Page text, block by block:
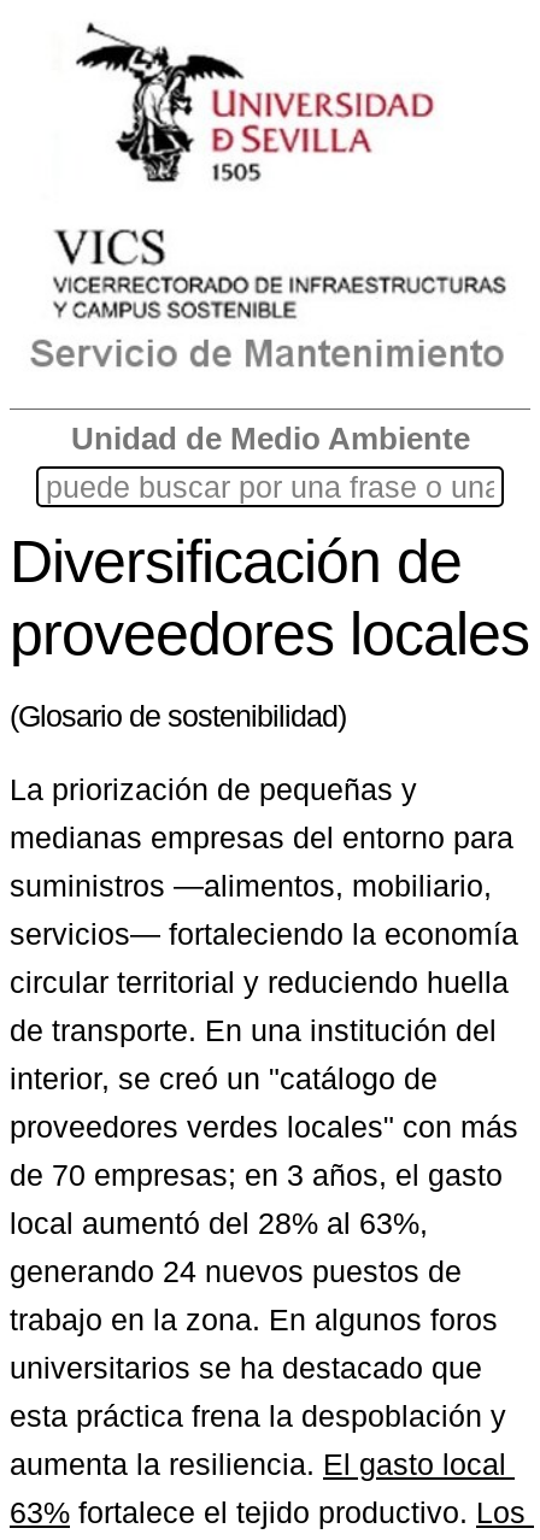
Unidad de Medio Ambiente
Diversificación de
proveedores locales
(Glosario de sostenibilidad)
La priorización de pequeñas y
medianas empresas del entorno para
suministros —alimentos, mobiliario,
servicios— fortaleciendo la economía
circular territorial y reduciendo huella
de transporte. En una institución del
interior, se creó un "catálogo de
proveedores verdes locales" con más
de 70 empresas; en 3 años, el gasto
local aumentó del 28% al 63%,
generando 24 nuevos puestos de
trabajo en la zona. En algunos foros
universitarios se ha destacado que
esta práctica frena la despoblación y
aumenta la resiliencia. El gasto local
63% fortalece el tejido productivo. Los